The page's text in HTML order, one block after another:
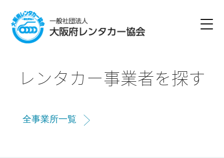
レンタカー事業者を探す
全事業所一覧